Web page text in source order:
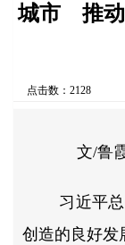
城市 推动
点击数：2128
文/鲁
习近平
创造的良好发